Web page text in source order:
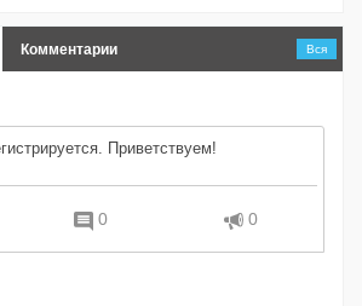
Комментарии Вся
Приветствуем!
0 0